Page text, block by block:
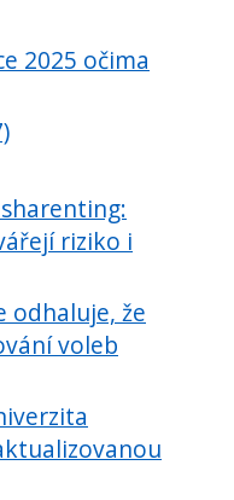
2025 očima
riziko i
odhaluje, že
voleb